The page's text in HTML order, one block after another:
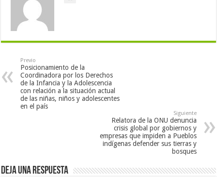
Previo
Posicionamiento de la
Coordinadora por los Derechos
de la Infancia y la Adolescencia
con relación a la situación actual
de las niñas, niños y adolescentes
en el país
Siguiente
Relatora de la ONU denuncia
crisis global por gobiernos y
empresas que impiden a Pueblos
indígenas defender sus tierras y
bosques
Deja una respuesta